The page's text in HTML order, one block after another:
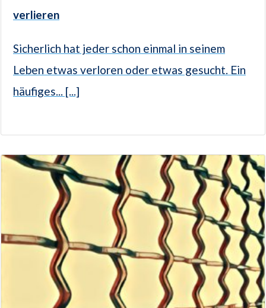
verlieren
Sicherlich hat jeder schon einmal in seinem
Leben etwas verloren oder etwas gesucht. Ein
häufiges... [...]